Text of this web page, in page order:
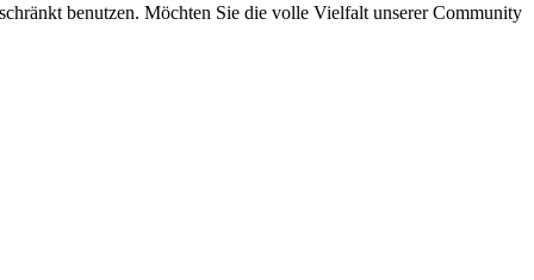
benutzen. Möchten Sie die volle Vielfalt unserer Community